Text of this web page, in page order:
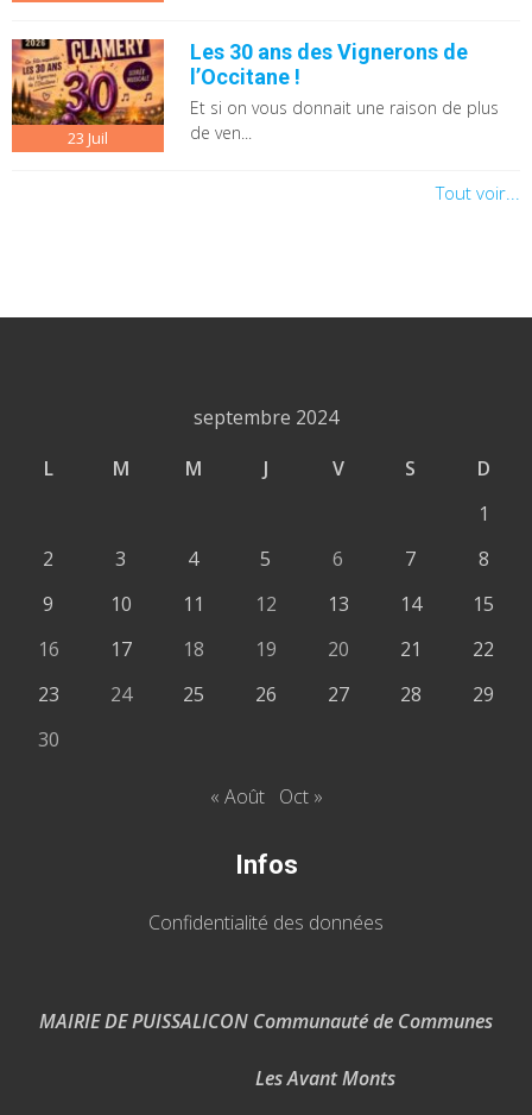
23 Juil
Les 30 ans des Vignerons de
l’Occitane !
Et si on vous donnait une raison de plus
de ven...
Tout voir...
septembre 2024
L
M M J V S
D
1
2
3 4 5 6 7
8
9
10 11 12 13 14
15
16
17 18 19 20 21
22
23
24 25 26 27 28
29
30
« Août Oct »
Infos
Confidentialité des données
MAIRIE DE PUISSALICON Communauté de Communes
Les Avant Monts